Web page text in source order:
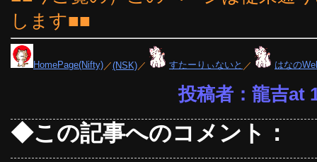
します■■
HomePage(Nifty) ／(NSK) ／ すたーりぃないと ／ はなの
投稿者：龍吉at
◆この記事へのコメント：